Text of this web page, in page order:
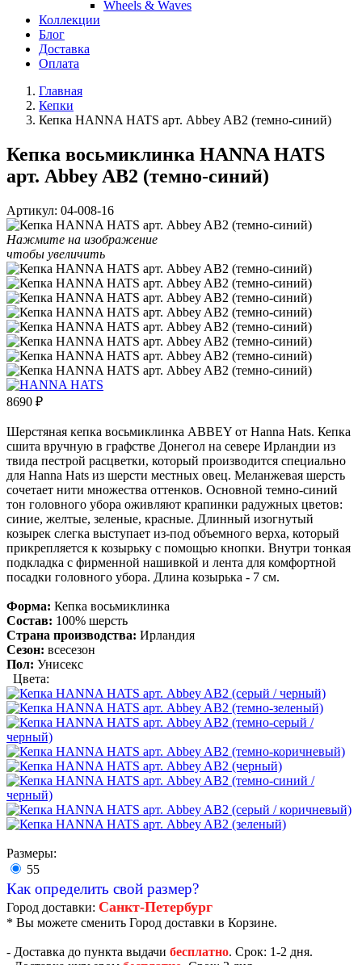
Wheels & Waves
Коллекции
Блог
Доставка
Оплата
Главная
Кепки
Кепка HANNA HATS арт. Abbey AB2 (темно-синий)
Кепка восьмиклинка HANNA HATS
арт. Abbey AB2 (темно-синий)
Артикул: 04-008-16
Нажмите на изображение
чтобы увеличить
8690 ₽
Шерстяная кепка восьмиклинка ABBEY от Hanna Hats. Кепка
сшита вручную в графстве Донегол на севере Ирландии из
твида пестрой расцветки, который производится специально
для Hanna Hats из шерсти местных овец. Меланжевая шерсть
сочетает нити множества оттенков. Основной темно-синий
тон головного убора оживляют крапинки радужных цветов:
синие, желтые, зеленые, красные. Длинный изогнутый
козырек слегка выступает из-под объемного верха, который
прикрепляется к козырьку с помощью кнопки. Внутри тонкая
подкладка с фирменной нашивкой и лента для комфортной
посадки головного убора. Длина козырька - 7 см.
Форма: Кепка восьмиклинка
Состав: 100% шерсть
Страна производства: Ирландия
Сезон: всесезон
Пол: Унисекс
Цвета:
Размеры:
55
Как определить свой размер?
Город доставки: Санкт-Петербург
* Вы можете сменить Город доставки в Корзине.
- Доставка до пункта выдачи бесплатно. Срок: 1-2 дня.